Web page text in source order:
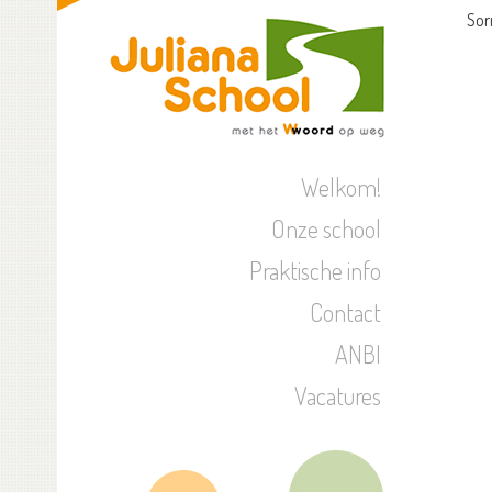
Welkom!
Onze school
Praktische info
Contact
ANBI
Vacatures